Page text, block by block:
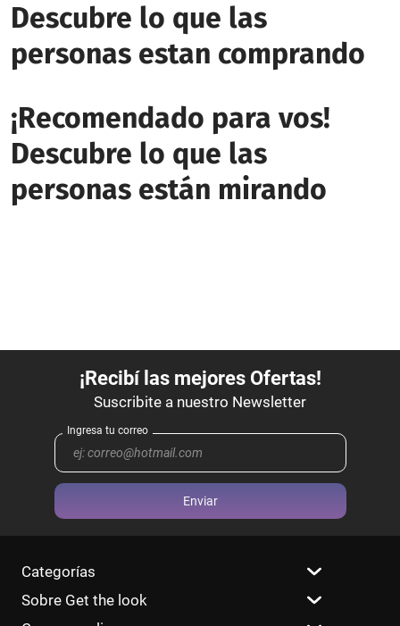
Descubre lo que las
personas estan comprando
¡Recomendado para vos!
Descubre lo que las
personas están mirando
Enviar
Categorías
Sobre Get the look